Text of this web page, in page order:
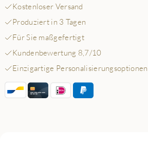
Kostenloser Versand
Produziert in 3 Tagen
Für Sie maßgefertigt
Kundenbewertung 8,7/10
Einzigartige Personalisierungsoptionen